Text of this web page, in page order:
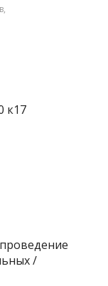
,
к17
/